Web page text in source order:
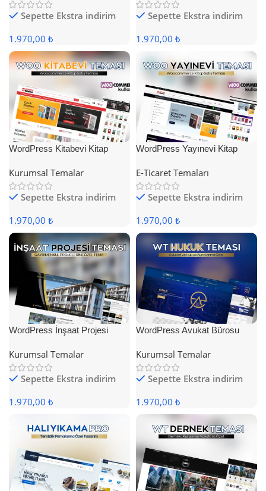
Sepette Ekstra indirim
1.970,00 ₺
Sepette Ekstra indirim
1.970,00 ₺
WordPress Kitabevi Kitap
Kurumsal Temalar
Sepette Ekstra indirim
1.970,00 ₺
WordPress Yayınevi Kitap
E-Ticaret Temaları
Sepette Ekstra indirim
1.970,00 ₺
WordPress İnşaat Projesi
Kurumsal Temalar
Sepette Ekstra indirim
1.970,00 ₺
WordPress Avukat Bürosu
Kurumsal Temalar
Sepette Ekstra indirim
1.970,00 ₺